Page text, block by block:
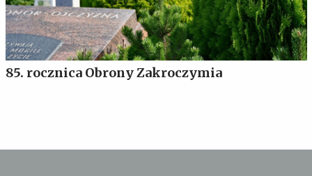
85. rocznica Obrony Zakroczymia